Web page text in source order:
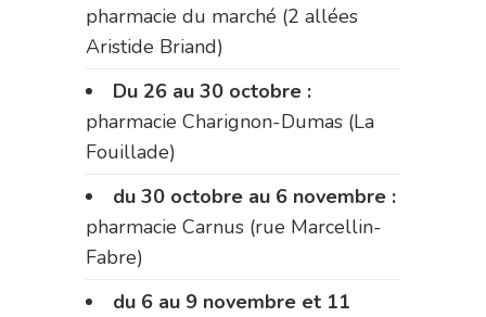
pharmacie du marché (2 allées
Aristide Briand)
Du 26 au 30 octobre :
pharmacie Charignon-Dumas (La
Fouillade)
du 30 octobre au 6 novembre :
pharmacie Carnus (rue Marcellin-
Fabre)
du 6 au 9 novembre et 11